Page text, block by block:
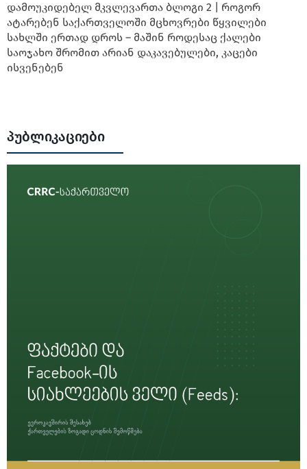
დამოუკიდებელ მკვლევართა ბლოგი 2 | როგორ
ატარებენ საქართველოში მცხოვრები წყვილები
სახლში ერთად დროს – მაშინ როდესაც ქალები
საოჯახო შრომით არიან დაკავებულები, კაცები
ისვენებენ
პუბლიკაციები